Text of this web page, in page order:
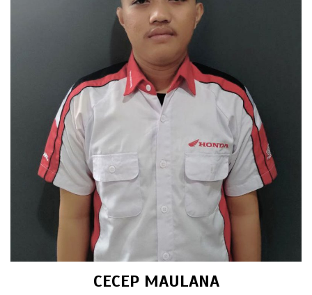
CECEP MAULANA